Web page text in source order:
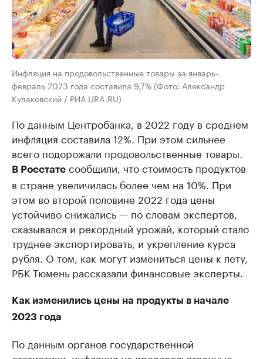
Инфляция на продовольственные товары за январь-
февраль 2023 года составила 9,7% (Фото: Александр
Кулаковский / РИА URA.RU)
По данным Центробанка, в 2022 году в среднем
инфляция составила 12%. При этом сильнее
всего подорожали продовольственные товары.
В Росстате сообщили, что стоимость продуктов
в стране увеличилась более чем на 10%. При
этом во второй половине 2022 года цены
устойчиво снижались — по словам экспертов,
сказывался и рекордный урожай, который стало
труднее экспортировать, и укрепление курса
рубля. О том, как могут измениться цены к лету,
РБК Тюмень рассказали финансовые эксперты.
Как изменились цены на продукты в начале
2023 года
По данным органов государственной